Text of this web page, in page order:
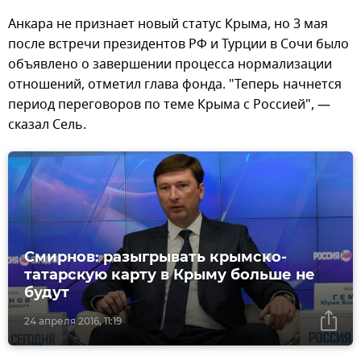
Анкара не признает новый статус Крыма, но 3 мая
после встречи президентов РФ и Турции в Сочи было
объявлено о завершении процесса нормализации
отношений, отметил глава фонда. "Теперь начнется
период переговоров по теме Крыма с Россией", —
сказал Сель.
24 апреля 2016, 11:19
Смирнов: разыгрывать крымско-
татарскую карту в Крыму больше не
будут